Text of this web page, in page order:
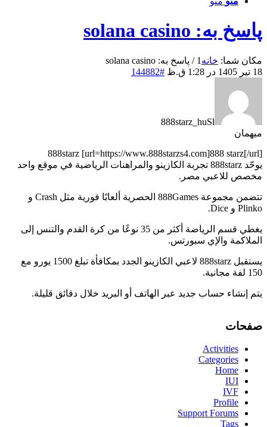
پاسخ به: solana casino
مکان شما: خانه 1
/ پاسخ به: solana casino
18 تیر 1405 در 1:28 ق.ظ
#144882
888starz_huSl
میهمان
888starz [url=https://www.888starzs4.com]888 starz[/url]
يوحّد 888starz تجربة الكازينو والمراهنات الرياضية في موقع واحد
مخصص للاعبي مصر.
تتضمن مجموعة 888Games الحصرية ألعابًا فورية مثل Crash و
Plinko و Dice.
يغطي قسم الرياضة أكثر من 35 نوعًا من كرة القدم والتنس إلى
الملاكمة والإي سبورتس.
يستقبل 888starz لاعبي الكازينو الجدد بمكافأة تبلغ 1500 يورو مع
150 لفة مجانية.
يتم إنشاء حساب جديد عبر الهاتف أو البريد خلال دقائق قليلة.
صفحات
Activities
Categories
Home
IUI
IVF
Profile
Support Forums
Tags